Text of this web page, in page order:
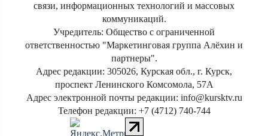
связи, информационных технологий и массовых
коммуникаций.
Учредитель: Общество с ограниченной
ответственностью "Маркетинговая группа Алёхин и
партнеры".
Адрес редакции: 305026, Курская обл., г. Курск,
проспект Ленинского Комсомола, 57А
Адрес электронной почты редакции: info@kursktv.ru
Телефон редакции: +7 (4712) 740-744